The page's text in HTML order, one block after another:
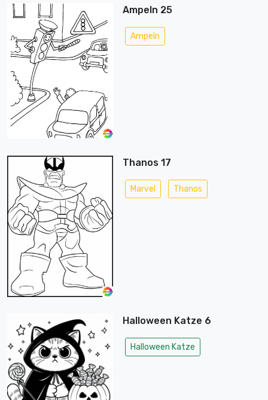
Ampeln 25
Ampeln
Thanos 17
Marvel Thanos
Halloween Katze 6
Halloween Katze